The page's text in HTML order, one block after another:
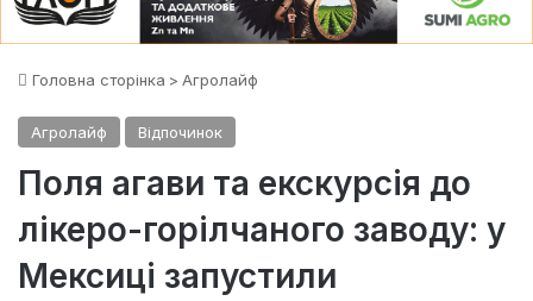
Головна сторінка > Агролайф
Агролайф Відпочинок
Поля агави та екскурсія до
лікеро-горілчаного заводу: у
Мексиці запустили